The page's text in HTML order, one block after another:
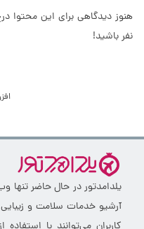
هنوز دیدگاهی برای این محتوا
نفر باشید!
یلدامدتور در حال حاضر
آرشیو خدمات سلامت و زیبایی